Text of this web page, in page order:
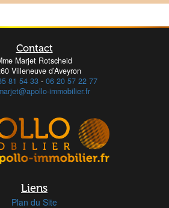
Contact
Marjet Rotscheid
Villeneuve d’Aveyron
81 54 33- 06 20 57 22 77
immobilier.fr
Liens
Plan du Site